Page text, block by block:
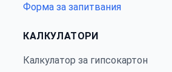
Форма за запитвания
КАЛКУЛАТОРИ
Калкулатор за гипсокартон